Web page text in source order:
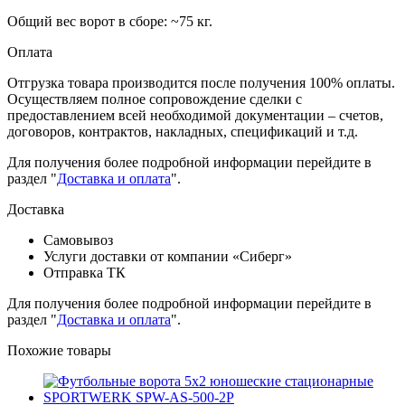
Общий вес ворот в сборе: ~75 кг.
Оплата
Отгрузка товара производится после получения 100% оплаты.
Осуществляем полное сопровождение сделки с
предоставлением всей необходимой документации – счетов,
договоров, контрактов, накладных, спецификаций и т.д.
Для получения более подробной информации перейдите в
раздел "Доставка и оплата".
Доставка
Самовывоз
Услуги доставки от компании «Сиберг»
Отправка ТК
Для получения более подробной информации перейдите в
раздел "Доставка и оплата".
Похожие товары